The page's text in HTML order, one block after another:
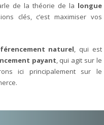
de la théorie de la longue
clés, c’est maximiser vos
naturel, qui est
payant, qui agit sur le
ici principalement sur le